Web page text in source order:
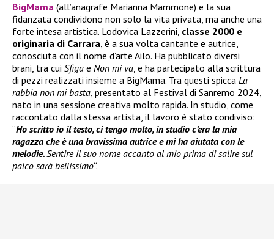
BigMama (all’anagrafe Marianna Mammone) e la sua
fidanzata condividono non solo la vita privata, ma anche una
forte intesa artistica. Lodovica Lazzerini, classe 2000 e
originaria di Carrara, è a sua volta cantante e autrice,
conosciuta con il nome d’arte Ailo. Ha pubblicato diversi
brani, tra cui Sfiga e Non mi va, e ha partecipato alla scrittura
di pezzi realizzati insieme a BigMama. Tra questi spicca La
rabbia non mi basta, presentato al Festival di Sanremo 2024,
nato in una sessione creativa molto rapida. In studio, come
raccontato dalla stessa artista, il lavoro è stato condiviso:
“Ho scritto io il testo, ci tengo molto, in studio c’era la mia
ragazza che è una bravissima autrice e mi ha aiutata con le
melodie.Sentire il suo nome accanto al mio prima di salire sul
palco sarà bellissimo“.